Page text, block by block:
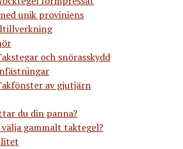
unik proviniens
och snörasskydd
av gjutjärn
du din panna?
gammalt taktegel?